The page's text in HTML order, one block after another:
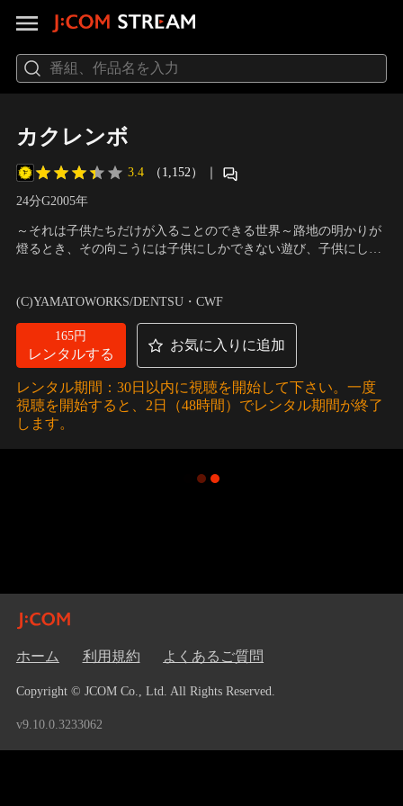
カクレンボ
3.4 （1,152） ｜
24分G2005年
～それは子供たちだけが入ることのできる世界～路地の明かりが
燈るとき、その向こうには子供にしかできない遊び、子供にしか
ヒコラ。鬼の正体を暴こうとするノシガたち。子供たちは知りた
かった。この遊びを、この街を、この世界を…。
(C)YAMATOWORKS/DENTSU・CWF
165円
レンタルする
お気に入りに追加
レンタル期間：30日以内に視聴を開始して下さい。一度
視聴を開始すると、2日（48時間）でレンタル期間が終了
します。
ホーム 利用規約 よくあるご質問
Copyright © JCOM Co., Ltd. All Rights Reserved.
v9.10.0.3233062